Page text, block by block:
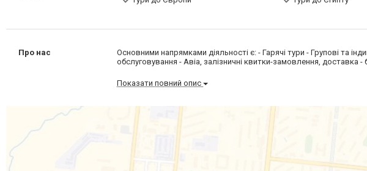
Про нас
Основними напрямками діяльності є: - Гарячі тури - Групові та
обслуговування - Авіа, залізничні квитки-замовлення, доставка -
Показати повний опис